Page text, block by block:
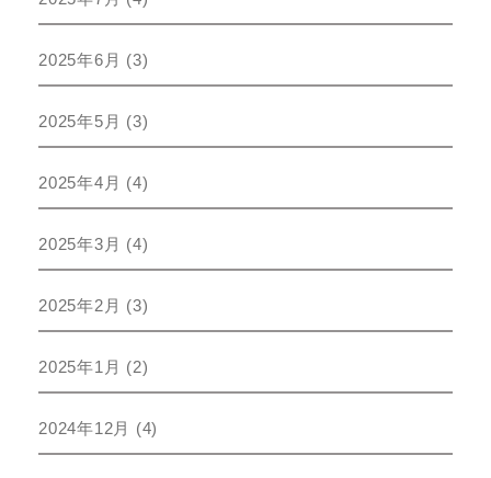
2025年6月 (3)
2025年5月 (3)
2025年4月 (4)
2025年3月 (4)
2025年2月 (3)
2025年1月 (2)
2024年12月 (4)